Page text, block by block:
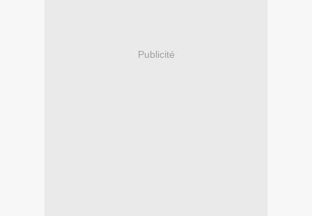
Publicité